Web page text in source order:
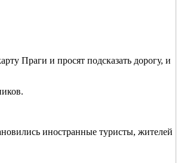
Праги и просят подсказать дорогу, и
иностранные туристы, жителей